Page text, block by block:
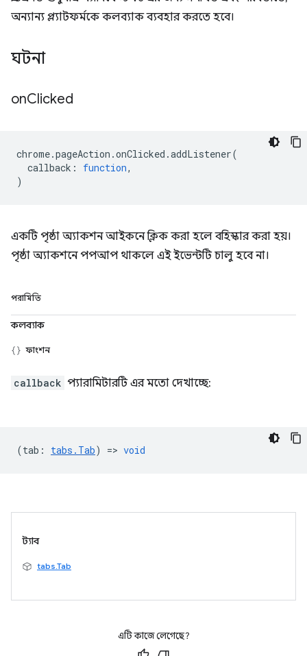
অন্যান্য প্ল্যাটফর্মকে কলব্যাক ব্যবহার করতে হবে।
ঘটনা
onClicked
chrome.pageAction .onClicked .addListener(
callback : function,
)
একটি পৃষ্ঠা অ্যাকশন আইকনে ক্লিক করা হলে বহিস্কার করা হয়।
পৃষ্ঠা অ্যাকশনে পপআপ থাকলে এই ইভেন্টটি চালু হবে না।
পরামিতি
কলব্যাক
ফাংশন
callback প্যারামিটারটি এর মতো দেখাচ্ছে:
(tab : tabs.Tab) => void
ট্যাব
tabs.Tab
এটি কাজে লেগেছে?